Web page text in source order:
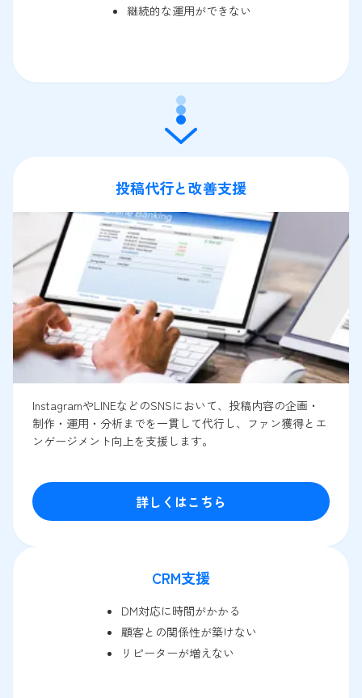
継続的な運用ができない
投稿代行と改善支援
InstagramやLINEなどのSNSにおいて、投稿内容の企画・
制作・運用・分析までを一貫して代行し、ファン獲得とエ
ンゲージメント向上を支援します。
詳しくはこちら
CRM支援
DM対応に時間がかかる
顧客との関係性が築けない
リピーターが増えない